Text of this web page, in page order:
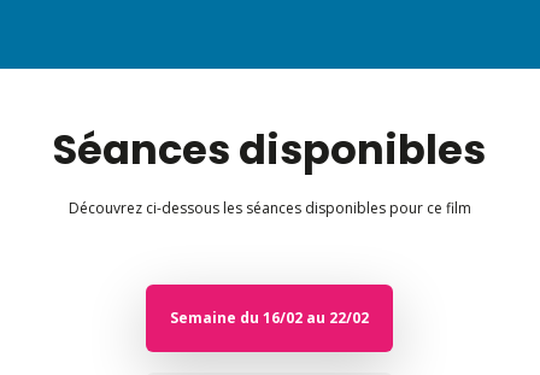
Séances disponibles
Découvrez ci-dessous les séances disponibles pour ce film
Semaine du 16/02 au 22/02